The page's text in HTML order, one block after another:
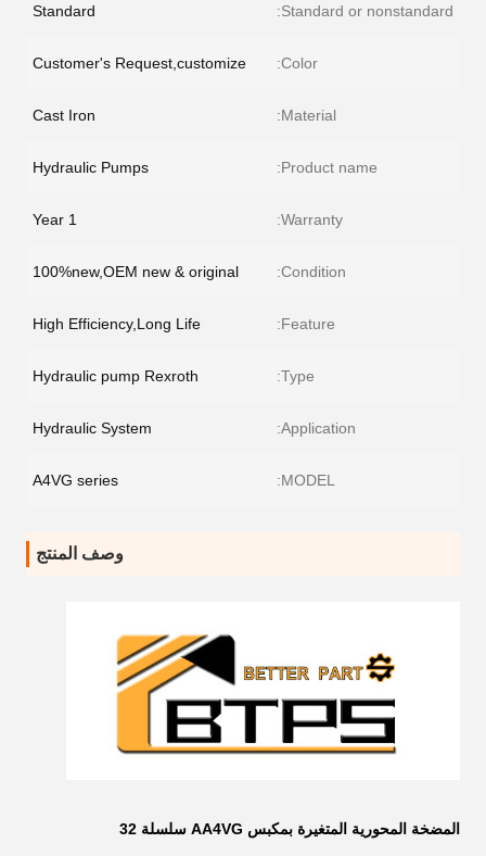
Standard or nonstandard:
Standard
Color:
Customer's Request,customize
Material:
Cast Iron
Product name:
Hydraulic Pumps
Warranty:
1 Year
Condition:
100%new,OEM new & original
Feature:
High Efficiency,Long Life
Type:
Hydraulic pump Rexroth
Application:
Hydraulic System
MODEL:
A4VG series
وصف المنتج
المضخة المحورية المتغيرة بمكبس AA4VG سلسلة 32